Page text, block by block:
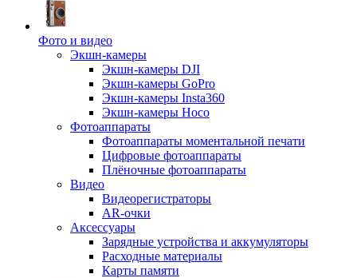
Фото и видео
Экшн-камеры
Экшн-камеры DJI
Экшн-камеры GoPro
Экшн-камеры Insta360
Экшн-камеры Hoco
Фотоаппараты
Фотоаппараты моментальной печати
Цифровые фотоаппараты
Плёночные фотоаппараты
Видео
Видеорегистраторы
AR-очки
Аксессуары
Зарядные устройства и аккумуляторы
Расходные материалы
Карты памяти